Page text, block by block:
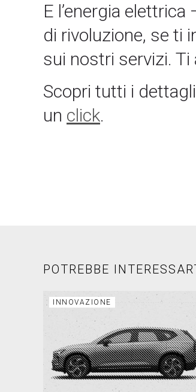
E l’energia
di rivoluzione, se ti
sui nostri servizi. Ti
Scopri tutti i
un click.
POTREBBE
INNOVAZIONE